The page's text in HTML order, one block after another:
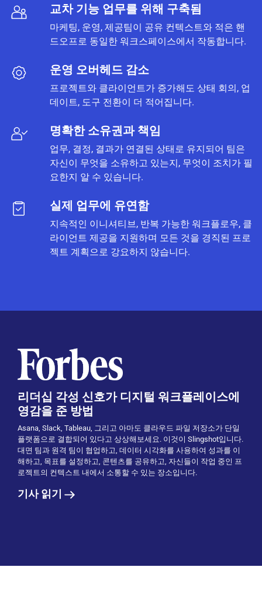
교차 기능 업무를 위해 구축됨
마케팅, 운영, 제공팀이 공유 컨텍스트와 적은 핸
드오프로 동일한 워크스페이스에서 작동합니다.
운영 오버헤드 감소
프로젝트와 클라이언트가 증가해도 상태 회의, 업
데이트, 도구 전환이 더 적어집니다.
명확한 소유권과 책임
업무, 결정, 결과가 연결된 상태로 유지되어 팀은
자신이 무엇을 소유하고 있는지, 무엇이 조치가 필
요한지 알 수 있습니다.
실제 업무에 유연함
지속적인 이니셔티브, 반복 가능한 워크플로우, 클
라이언트 제공을 지원하며 모든 것을 경직된 프로
젝트 계획으로 강요하지 않습니다.
리더십 각성 신호가 디지털 워크플레이스에
영감을 준 방법
Asana, Slack, Tableau, 그리고 아마도 클라우드 파일 저장소가 단일
플랫폼으로 결합되어 있다고 상상해보세요. 이것이 Slingshot입니다.
대면 팀과 원격 팀이 협업하고, 데이터 시각화를 사용하여 성과를 이
해하고, 목표를 설정하고, 콘텐츠를 공유하고, 자신들이 작업 중인 프
로젝트의 컨텍스트 내에서 소통할 수 있는 장소입니다.
기사 읽기